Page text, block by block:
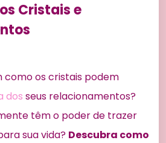
Cristais e
como os cristais podem
dos seus relacionamentos?
têm o poder de trazer
sua vida? Descubra como